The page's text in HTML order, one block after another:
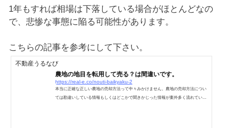
1年もすれば相場は下落している場合がほとんどなの
で、悲惨な事態に陥る可能性があります。
こちらの記事を参考にして下さい。
不動産うるなび
農地の地目を転用して売る？は間違いです。
https://real-e.co/nouti-baikyaku-2
本当に正確な正しい農地の売却方法って中々みかけません。農地の売却方法につい
ては勘違いしている情報もしくはどこかで聞きかじった情報が案外多く流れている